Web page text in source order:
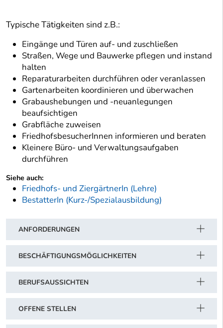
Typische Tätigkeiten sind z.B.:
Eingänge und Türen auf- und zuschließen
Straßen, Wege und Bauwerke pflegen und instand
halten
Reparaturarbeiten durchführen oder veranlassen
Gartenarbeiten koordinieren und überwachen
Grabaushebungen und -neuanlegungen
beaufsichtigen
Grabfläche zuweisen
FriedhofsbesucherInnen informieren und beraten
Kleinere Büro- und Verwaltungsaufgaben
durchführen
Siehe auch:
Friedhofs- und ZiergärtnerIn (Lehre)
BestatterIn (Kurz-/Spezialausbildung)
ANFORDERUNGEN
BESCHÄFTIGUNGSMÖGLICHKEITEN
BERUFSAUSSICHTEN
OFFENE STELLEN